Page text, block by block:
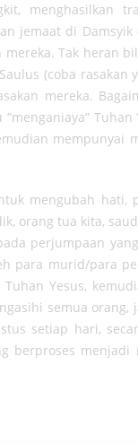
jemaat di
Tak heran
(coba
mereka.
mengubah
orang tua kita,
perjumpaan
para murid/para
Yesus,
semua
setiap hari,